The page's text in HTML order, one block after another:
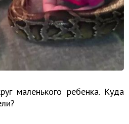
маленького ребенка. Куда